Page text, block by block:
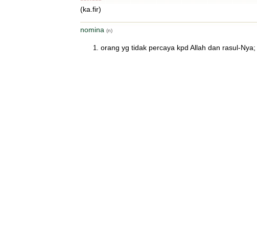
(ka.fir)
nomina (n)
orang yg tidak percaya kpd Allah dan rasul-Nya;